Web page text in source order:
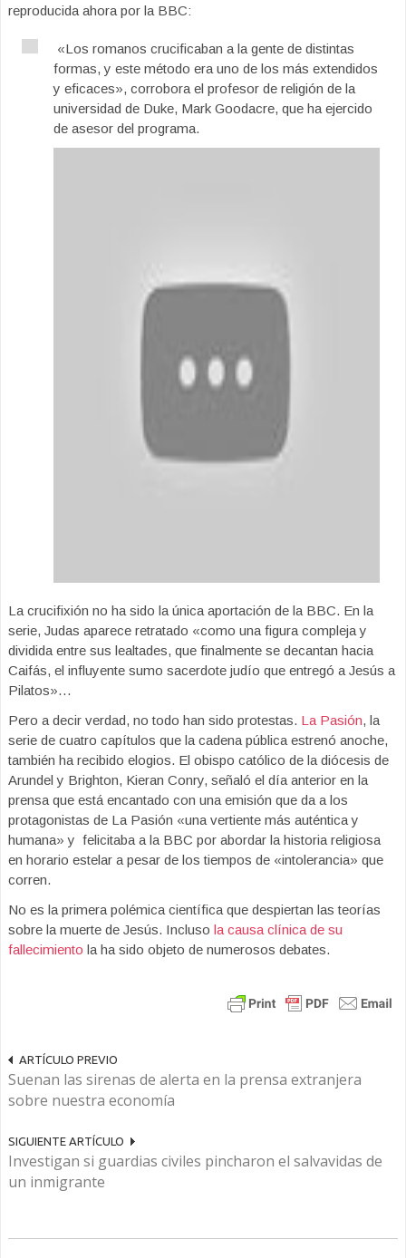
reproducida ahora por la BBC:
«Los romanos crucificaban a la gente de distintas
formas, y este método era uno de los más extendidos
y eficaces», corrobora el profesor de religión de la
universidad de Duke, Mark Goodacre, que ha ejercido
de asesor del programa.
La crucifixión no ha sido la única aportación de la BBC. En la
serie, Judas aparece retratado «como una figura compleja y
dividida entre sus lealtades, que finalmente se decantan hacia
Caifás, el influyente sumo sacerdote judío que entregó a Jesús a
Pilatos»…
Pero a decir verdad, no todo han sido protestas. La Pasión, la
serie de cuatro capítulos que la cadena pública estrenó anoche,
también ha recibido elogios. El obispo católico de la diócesis de
Arundel y Brighton, Kieran Conry, señaló el día anterior en la
prensa que está encantado con una emisión que da a los
protagonistas de La Pasión «una vertiente más auténtica y
humana» y felicitaba a la BBC por abordar la historia religiosa
en horario estelar a pesar de los tiempos de «intolerancia» que
corren.
No es la primera polémica científica que despiertan las teorías
sobre la muerte de Jesús. Incluso la causa clínica de su
fallecimiento la ha sido objeto de numerosos debates.
ARTÍCULO PREVIO
Suenan las sirenas de alerta en la prensa extranjera
sobre nuestra economía
SIGUIENTE ARTÍCULO
Investigan si guardias civiles pincharon el salvavidas de
un inmigrante